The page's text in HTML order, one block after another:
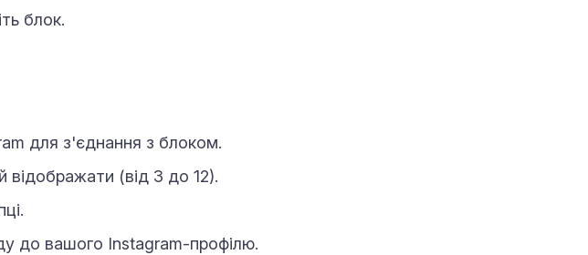
блок.
для з'єднання з блоком.
відображати (від 3 до 12).
до вашого Instagram-профілю.